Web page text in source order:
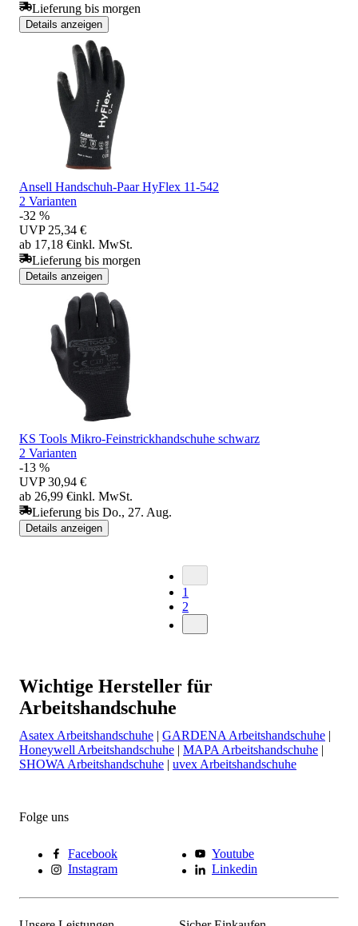
Lieferung bis morgen
Details anzeigen
Ansell Handschuh-Paar HyFlex 11-542
2 Varianten
-32 %
UVP 25,34 €
ab 17,18 €inkl. MwSt.
Lieferung bis morgen
Details anzeigen
KS Tools Mikro-Feinstrickhandschuhe schwarz
2 Varianten
-13 %
UVP 30,94 €
ab 26,99 €inkl. MwSt.
Lieferung bis Do., 27. Aug.
Details anzeigen
1
2
Wichtige Hersteller für
Arbeitshandschuhe
Asatex Arbeitshandschuhe | GARDENA Arbeitshandschuhe |
Honeywell Arbeitshandschuhe | MAPA Arbeitshandschuhe |
SHOWA Arbeitshandschuhe | uvex Arbeitshandschuhe
Folge uns
Facebook
Youtube
Instagram
Linkedin